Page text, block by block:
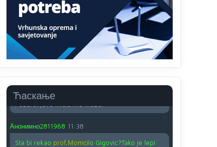
Ћаскање
O kako su cudni lvi ljudi,uzeli bi sve da mogu...a
ja srce svima fajem,radujem se tudjoj sreci.I ko
ima i ko nema na iso ce mjesto leci!
Анонимно2810587
Nije u svijetu problem,nahraniti siromasnd,kako
nahraniti bogate!?
Анонимно2810587
Анонимно2811968 11:38
Sta bi rekao prof.Momcilo Gigovic?Tako je lepi